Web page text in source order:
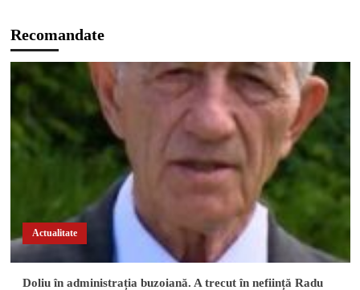
Recomandate
Actualitate
Doliu în administrația buzoiană. A trecut în neființă Radu